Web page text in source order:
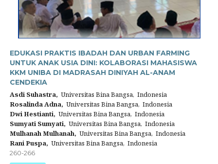
EDUKASI PRAKTIS IBADAH DAN URBAN FARMING
UNTUK ANAK USIA DINI: KOLABORASI MAHASISWA
KKM UNIBA DI MADRASAH DINIYAH AL-ANAM
CENDEKIA
Asdi Suhastra, Universitas Bina Bangsa, Indonesia
Rosalinda Adna, Universitas Bina Bangsa, Indonesia
Dwi Hestianti, Universitas Bina Bangsa, Indonesia
Sumyati Sumyati, Universitas Bina Bangsa, Indonesia
Mulhanah Mulhanah, Universitas Bina Bangsa, Indonesia
Rani Puspa, Universitas Bina Bangsa, Indonesia
260-266